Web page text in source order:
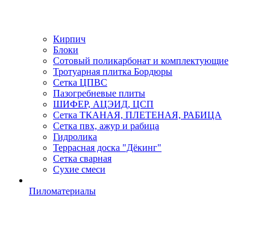
Кирпич
Блоки
Сотовый поликарбонат и комплектующие
Тротуарная плитка Бордюры
Сетка ЦПВС
Пазогребневые плиты
ШИФЕР, АЦЭИД, ЦСП
Сетка ТКАНАЯ, ПЛЕТЕНАЯ, РАБИЦА
Сетка пвх, ажур и рабица
Гидролика
Террасная доска "Дёкинг"
Сетка сварная
Сухие смеси
Пиломатериалы